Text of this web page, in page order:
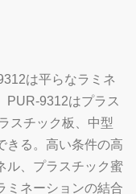
は平らなラミネ
PUR-9312はプラス
スチック板、中型
きる。高い条件の高
ル、プラスチック蜜
ミネーションの結合